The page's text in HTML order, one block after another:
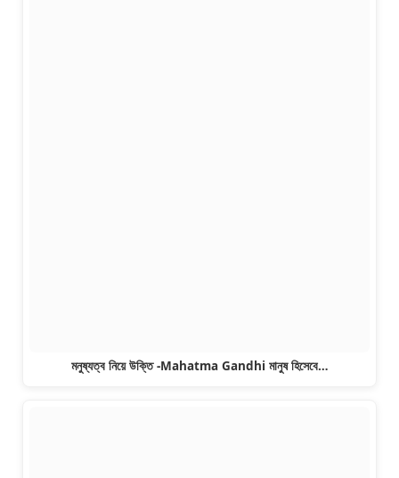
মনুষ্যত্ব নিয়ে উক্তি -Mahatma Gandhi মানুষ হিসেবে…